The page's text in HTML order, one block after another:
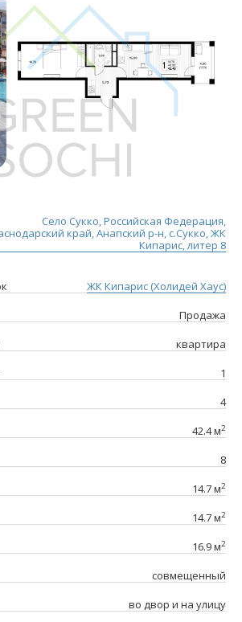
Село Сукко, Российская Федерация,
край, Анапский р-н, с.Сукко, ЖК
Кипарис, литер 8
ЖК Кипарис (Холидей Хаус)
Продажа
квартира
1
4
42.4 м2
8
14.7 м2
14.7 м2
16.9 м2
совмещенный
во двор и на улицу